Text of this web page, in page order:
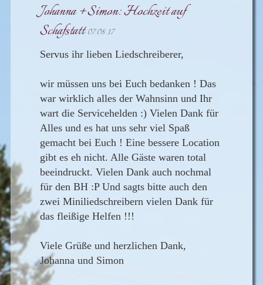
Johanna + Simon: Hochzeit auf
Schafstatt07.08.17
Servus ihr lieben Liedschreiberer,
wir müssen uns bei Euch bedanken ! Das
war wirklich alles der Wahnsinn und Ihr
wart die Servicehelden :) Vielen Dank für
Alles und es hat uns sehr viel Spaß
gemacht bei Euch ! Eine bessere Location
gibt es eh nicht. Alle Gäste waren total
beeindruckt. Vielen Dank auch nochmal
für den BH :P Und sagts bitte auch den
zwei Miniliedschreibern vielen Dank für
das fleißige Helfen !!!
Viele Grüße und herzlichen Dank,
Johanna und Simon